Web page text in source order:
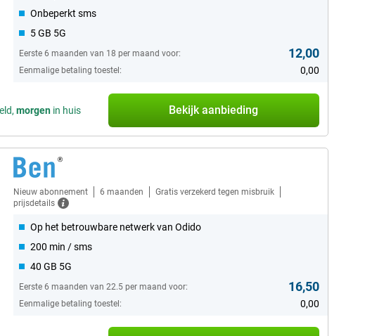
Onbeperkt sms
5 GB 5G
Eerste 6 maanden van 18 per maand voor: 12,00
Eenmalige betaling toestel: 0,00
morgen in huis Bekijk aanbieding
Nieuw abonnement 6 maanden
Gratis verzekerd tegen misbruik
prijsdetails
Op het betrouwbare netwerk van Odido
200 min / sms
40 GB 5G
Eerste 6 maanden van 22.5 per maand voor: 16,50
Eenmalige betaling toestel: 0,00